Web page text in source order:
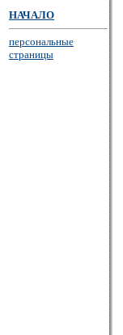
НАЧАЛО
персональные
страницы